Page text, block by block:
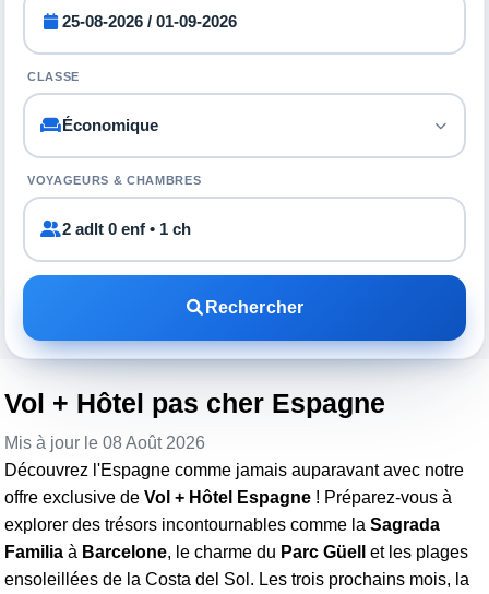
CLASSE
VOYAGEURS & CHAMBRES
2 adlt 0 enf • 1 ch
Rechercher
Vol + Hôtel pas cher Espagne
Mis à jour le 08 Août 2026
Découvrez l'Espagne comme jamais auparavant avec notre
offre exclusive de Vol + Hôtel Espagne ! Préparez-vous à
explorer des trésors incontournables comme la Sagrada
Familia à Barcelone, le charme du Parc Güell
et les plages
ensoleillées de la Costa del Sol. Les trois prochains mois, la